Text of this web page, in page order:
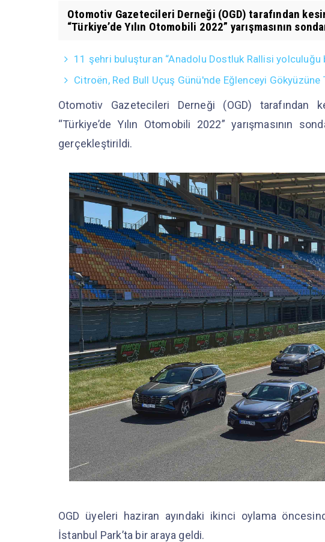
Otomotiv Gazetecileri Derneği (OGD) tarafından
“Türkiye’de Yılın Otomobili 2022” yarışmasının
11 şehri buluşturan “Anadolu Dostluk Rallisi yolculuğu
Citroën, Red Bull Uçuş Günü'nde Eğlenceyi Gökyüzüne
Otomotiv Gazetecileri Derneği (OGD) tarafından
“Türkiye’de Yılın Otomobili 2022” yarışmasının
gerçekleştirildi.
OGD üyeleri haziran ayındaki ikinci oylama
İstanbul Park’ta bir araya geldi.